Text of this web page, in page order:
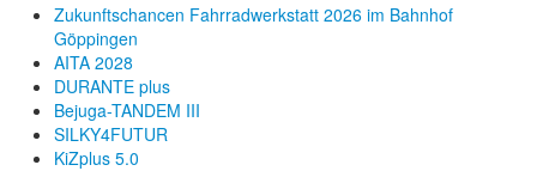
Zukunftschancen Fahrradwerkstatt 2026 im Bahnhof
Göppingen
AITA 2028
DURANTE plus
Bejuga-TANDEM III
SILKY4FUTUR
KiZplus 5.0